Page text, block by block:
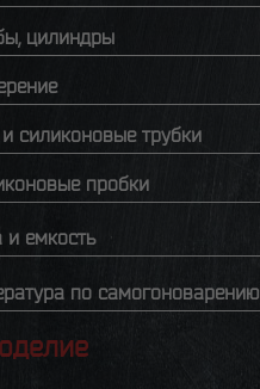
цилиндры
силиконовые трубки
пробки
и емкость
по самогоноварению